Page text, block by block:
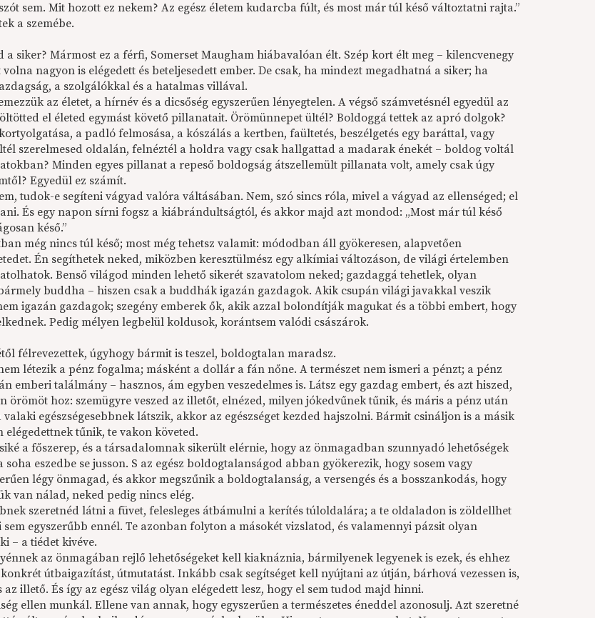
sem. Mit hozott ez nekem? Az egész életem kudarcba fúlt, és most már túl késő változtatni rajta.”
a szemébe.
a siker? Mármost ez a férfi, Somerset Maugham hiábavalóan élt. Szép kort élt meg – kilencvenegy
volna nagyon is elégedett és beteljesedett ember. De csak, ha mindezt megadhatná a siker; ha
a szolgálókkal és a hatalmas villával.
az életet, a hírnév és a dicsőség egyszerűen lényegtelen. A végső számvetésnél egyedül az
el életed egymást követő pillanatait. Örömünnepet ültél? Boldoggá tettek az apró dolgok?
a padló felmosása, a kószálás a kertben, faültetés, beszélgetés egy baráttal, vagy
szerelmesed oldalán, felnéztél a holdra vagy csak hallgattad a madarak énekét – boldog voltál
Minden egyes pillanat a repeső boldogság átszellemült pillanata volt, amely csak úgy
Egyedül ez számít.
tudok-e segíteni vágyad valóra váltásában. Nem, szó sincs róla, mivel a vágyad az ellenséged; el
És egy napon sírni fogsz a kiábrándultságtól, és akkor majd azt mondod: „Most már túl késő
késő.”
még nincs túl késő; most még tehetsz valamit: módodban áll gyökeresen, alapvetően
Én segíthetek neked, miközben keresztülmész egy alkímiai változáson, de világi értelemben
Benső világod minden lehető sikerét szavatolom neked; gazdaggá tehetlek, olyan
buddha – hiszen csak a buddhák igazán gazdagok. Akik csupán világi javakkal veszik
igazán gazdagok; szegény emberek ők, akik azzal bolondítják magukat és a többi embert, hogy
Pedig mélyen legbelül koldusok, korántsem valódi császárok.
félrevezettek, úgyhogy bármit is teszel, boldogtalan maradsz.
létezik a pénz fogalma; másként a dollár a fán nőne. A természet nem ismeri a pénzt; a pénz
emberi találmány – hasznos, ám egyben veszedelmes is. Látsz egy gazdag embert, és azt hiszed,
örömöt hoz: szemügyre veszed az illetőt, elnézed, milyen jókedvűnek tűnik, és máris a pénz után
valaki egészségesebbnek látszik, akkor az egészséget kezded hajszolni. Bármit csináljon is a másik
elégedettnek tűnik, te vakon követed.
a főszerep, és a társadalomnak sikerült elérnie, hogy az önmagadban szunnyadó lehetőségek
eszedbe se jusson. S az egész boldogtalanságod abban gyökerezik, hogy sosem vagy
légy önmagad, és akkor megszűnik a boldogtalanság, a versengés és a bosszankodás, hogy
van nálad, neked pedig nincs elég.
szeretnéd látni a füvet, felesleges átbámulni a kerítés túloldalára; a te oldaladon is zöldellhet
egyszerűbb ennél. Te azonban folyton a másokét vizslatod, és valamennyi pázsit olyan
– a tiédet kivéve.
az önmagában rejlő lehetőségeket kell kiaknáznia, bármilyenek legyenek is ezek, és ehhez
útbaigazítást, útmutatást. Inkább csak segítséget kell nyújtani az útján, bárhová vezessen is,
illető. És így az egész világ olyan elégedett lesz, hogy el sem tudod majd hinni.
ellen munkál. Ellene van annak, hogy egyszerűen a természetes éneddel azonosulj. Azt szeretné